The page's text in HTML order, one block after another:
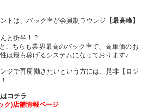
トは、バック率が会員制ラウンジ 【最高峰】
と折半！？
こちらも業界最高のバック率で、高単価のお
は最も稼げるシステムになっております♪
ジで再度働きたいという方には、是非【ロジ
コチラ
ク)店舖情報ページ